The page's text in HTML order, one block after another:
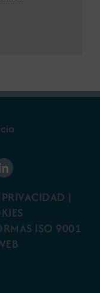
|
ISO 9001